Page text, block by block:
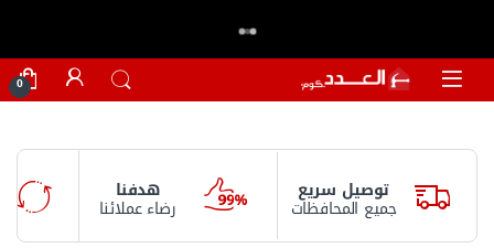
0
توصيل سريع
جميع المحافظات
هدفنا
رضاء عملائنا